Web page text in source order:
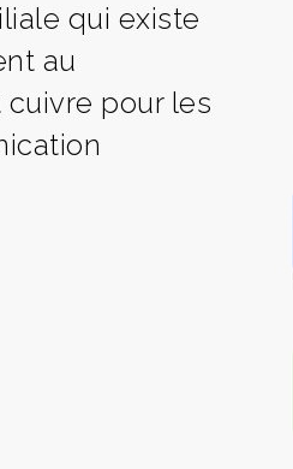
qui existe
au
pour les